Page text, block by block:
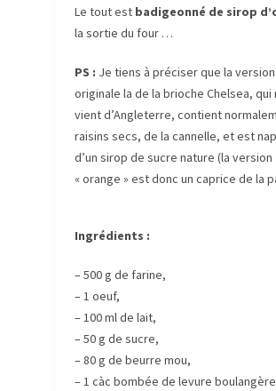
Le tout est badigeonné de sirop
la sortie du four …
PS : Je tiens à préciser que la version
originale la de la brioche Chelsea, qui
vient d’Angleterre, contient
raisins secs, de la cannelle, et est
d’un sirop de sucre nature (la version
« orange » est donc un caprice de la
Ingrédients :
– 500 g de farine,
– 1 oeuf,
– 100 ml de lait,
– 50 g de sucre,
– 80 g de beurre mou,
– 1 càc bombée de levure boulangère